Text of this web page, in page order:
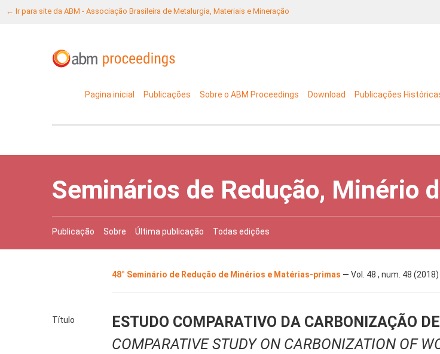
← Ir para site da ABM - Associação Brasileira de Metalurgia, Materiais e Mineração
Pagina inicial Publicações Sobre o ABM Proceedings Download Publicações
Seminários de Redução, Minério
Publicação Sobre Última publicação Todas edições
48° Seminário de Redução de Minérios e Matérias-primas — Vol. 48 , num. 48 (2018)
Título
ESTUDO COMPARATIVO DA CARBONIZAÇÃO
COMPARATIVE STUDY ON CARBONIZATION OF